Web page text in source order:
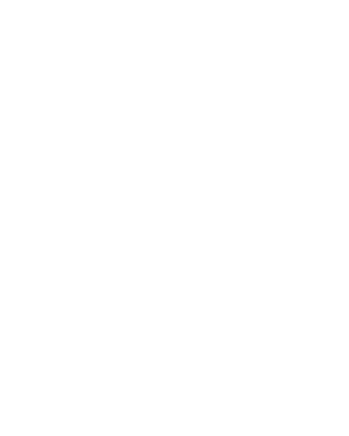
表时光售后服务中心（需提前预约）
光售后服务中心（需提前预约）
光售后服务中心（需提前预约）
表时光售后服务中心（需提前预约）
经街交汇处腕表时光售后服务中心（需提前预约）
光售后服务中心（需提前预约）
腕表时光售后服务中心（需提前预约）